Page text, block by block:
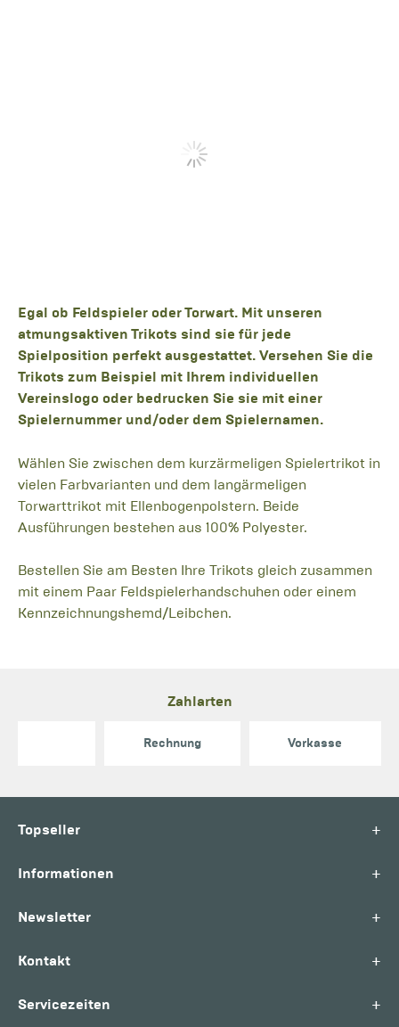
Egal ob Feldspieler oder Torwart. Mit unseren
atmungsaktiven Trikots sind sie für jede
Spielposition perfekt ausgestattet. Versehen Sie die
Trikots zum Beispiel mit Ihrem individuellen
Vereinslogo oder bedrucken Sie sie mit einer
Spielernummer und/oder dem Spielernamen.
Wählen Sie zwischen dem kurzärmeligen Spielertrikot in
vielen Farbvarianten und dem langärmeligen
Torwarttrikot mit Ellenbogenpolstern. Beide
Ausführungen bestehen aus 100% Polyester.
Bestellen Sie am Besten Ihre Trikots gleich zusammen
mit einem Paar Feldspielerhandschuhen oder einem
Kennzeichnungshemd/Leibchen.
Zahlarten
Rechnung Vorkasse
Topseller +
Informationen +
Newsletter +
Kontakt +
Servicezeiten +